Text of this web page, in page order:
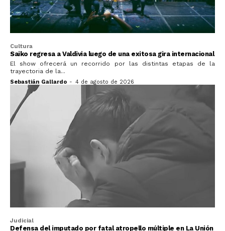
Cultura
Saiko regresa a Valdivia luego de una exitosa gira internacional
El show ofrecerá un recorrido por las distintas etapas de la
trayectoria de la...
Sebastián Gallardo - 4 de agosto de 2026
Judicial
Defensa del imputado por fatal atropello múltiple en La Unión